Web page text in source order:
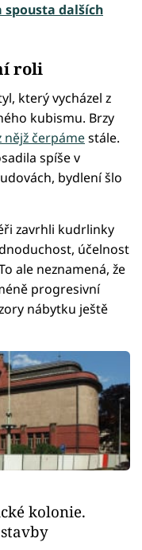
spousta dalších
roli
který vycházel z
kubismu. Brzy
čerpámestále.
spíše v
bydlení šlo
zavrhli kudrlinky
účelnost
ale neznamená, že
progresivní
nábytku ještě
kolonie.